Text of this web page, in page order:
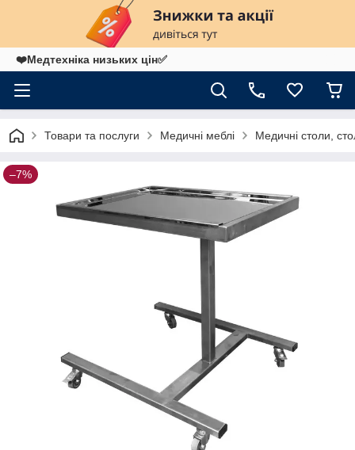
❤️Медтехніка низьких цін✅
Товари та послуги Медичні меблі Медичні столи,
–7%